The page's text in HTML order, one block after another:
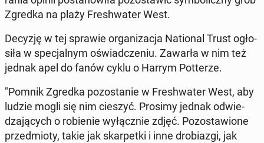
Zgredka na plaży Fre­sh­wa­ter West.
Decyzję w tej sprawie or­ga­ni­za­cja Na­tio­nal Trust ogło­
si­ła w spe­cjal­nym oświad­cze­niu. Zawarła w nim też
jednak apel do fanów cyklu o Harrym Pot­te­rze.
"Pomnik Zgredka po­zo­sta­nie w Fre­sh­wa­ter West, aby
ludzie mogli się nim cieszyć. Prosimy jednak od­wie­
dza­ją­cych o ro­bie­nie wy­łącz­nie zdjęć. Po­zo­sta­wio­ne
przed­mio­ty, takie jak skar­pet­ki i inne dro­bia­zgi, jak